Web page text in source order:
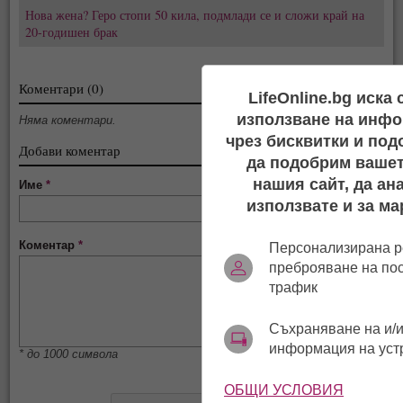
Нова жена? Геро стопи 50 кила, подмлади се и сложи край на
20-годишен брак
Коментари (0)
Няма коментари.
Добави коментар
Име*
Коментар*
* до 1000 символа
LifeOnline.bg иска
използване на
чрез бисквитки и
да подобрим
нашия сайт, да
използвате и за
Персонализирана
преброяване на
трафик
Съхраняване на и/
информация на
ОБЩИ УСЛОВИЯ